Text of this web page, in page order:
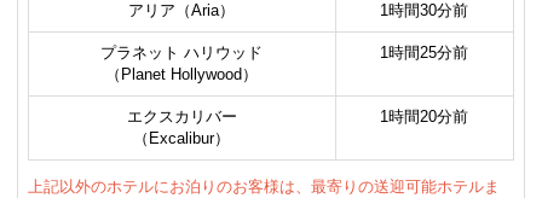
アリア（Aria） 1時間30分前
プラネット ハリウッド
（Planet Hollywood）
1時間25分前
エクスカリバー
（Excalibur）
1時間20分前
上記以外のホテルにお泊りのお客様は、最寄りの送迎可能ホテルま